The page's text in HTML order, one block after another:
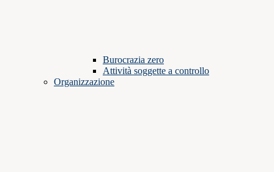
Burocrazia zero
Attività soggette a controllo
Organizzazione